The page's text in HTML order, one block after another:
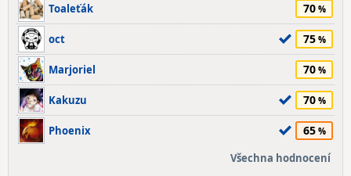
Toaleťák 70
oct 75
Marjoriel 70
Kakuzu 70
Phoenix 65
Všechna hodnocení